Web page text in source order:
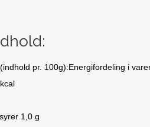
pr. 100g):Energifordeling i
1,0 g